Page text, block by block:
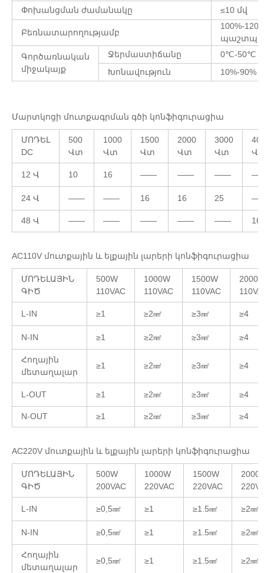
Փոխանցման ժամանակը
≤10 մվ
Բեռնատարողությամբ
100%-
Գործառնական
միջակայք
Ջերմաստիճանը
0℃-50℃
Խոնավություն
10%-
Մարտկոցի մուտքագրման գծի կոնֆիգուրացիա
ՄՈԴԵԼ
DC
500
Վտ
1000
Վտ
1500
Վտ
2000
Վտ
3000
Վտ
12 Վ 10 16 —— —— ——
24 Վ —— —— 16 16 25
48 Վ —— —— —— —— —— 16
AC110V մուտքային և ելքային լարերի կոնֆիգուրացիա
ՄՈԴԵԼԱՅԻՆ
ԳԻԾ
500W
110VAC
1000W
110VAC
1500W
110VAC
L-IN ≥1 ≥2㎟ ≥3㎟ ≥4
N-IN ≥1 ≥2㎟ ≥3㎟ ≥4
Հողային
մետաղալար
≥1 ≥2㎟ ≥3㎟ ≥4
L-OUT ≥1 ≥2㎟ ≥3㎟ ≥4
N-OUT ≥1 ≥2㎟ ≥3㎟ ≥4
AC220V մուտքային և ելքային լարերի կոնֆիգուրացիա
ՄՈԴԵԼԱՅԻՆ
ԳԻԾ
500W
200VAC
1000W
220VAC
1500W
220VAC
L-IN ≥0,5㎟ ≥1 ≥1.5㎟ ≥2㎟
N-IN ≥0,5㎟ ≥1 ≥1.5㎟ ≥2㎟
Հողային
մետաղալար
≥0,5㎟ ≥1 ≥1.5㎟ ≥2㎟